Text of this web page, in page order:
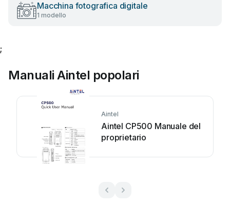
Macchina fotografica digitale
1 modello
;
Manuali Aintel popolari
Aintel
Aintel CP500 Manuale del
proprietario